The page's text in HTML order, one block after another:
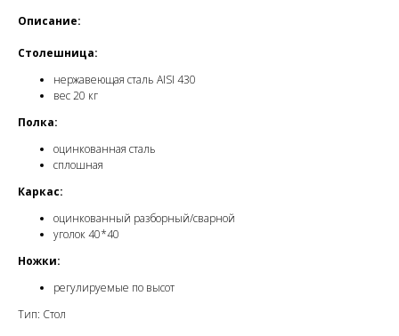
Описание:
Столешница:
нержавеющая cталь AISI 430
вес 20 кг
Полка:
оцинкованная cталь
сплошная
Каркас:
оцинкованный разборный/сварной
уголок 40*40
Ножки:
регулируемые по высот
Тип: Стол